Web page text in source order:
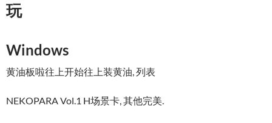
玩
Windows
黄油板啦往上开始往上装黄油, 列表
NEKOPARA Vol.1 H场景卡, 其他完美.